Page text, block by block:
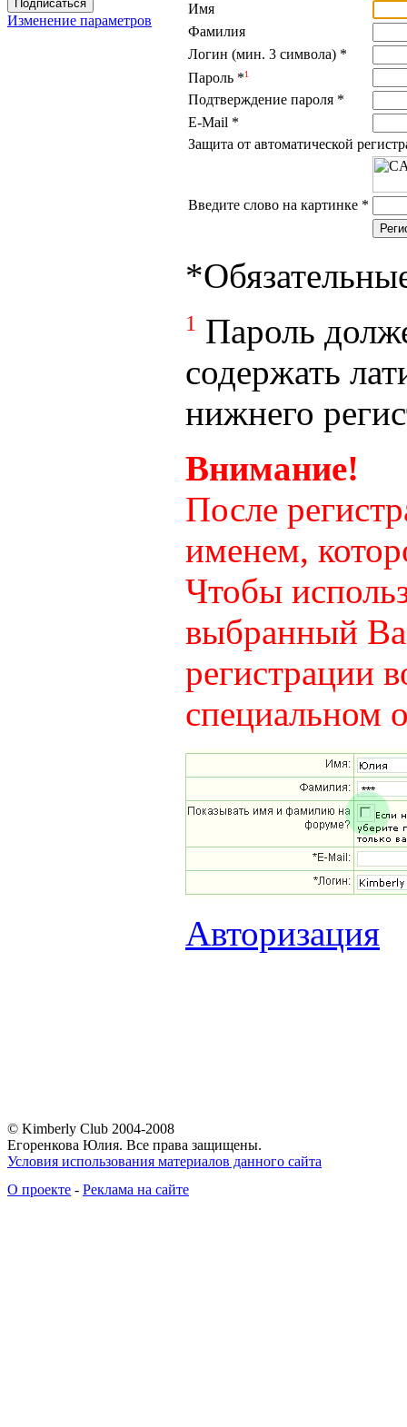
Изменение параметров
Имя
Фамилия
Логин (мин. 3 символа) *
Пароль *1
Подтверждение пароля *
E-Mail *
Защита от автоматической
Введите слово на картинке *
*
1 Пароль
содержать
нижнего
Внимание!
После
именем,
Чтобы
выбранный
регистрации
специальном
Авторизация
© Kimberly Club 2004-2008
Егоренкова Юлия. Все права защищены.
Условия использования материалов данного сайта
О проекте - Реклама на сайте